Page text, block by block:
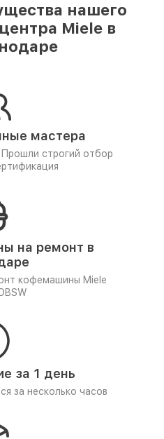
нашего
Miele в
мастера
Прошли строгий отбор
на ремонт в
кофемашины Miele
за 1 день
за несколько часов